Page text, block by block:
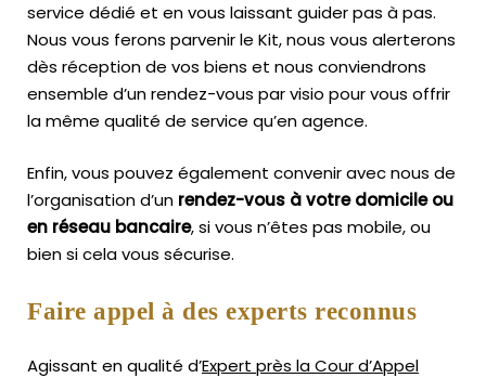
service dédié et en vous laissant guider pas à pas.
Nous vous ferons parvenir le Kit, nous vous alerterons
dès réception de vos biens et nous conviendrons
ensemble d’un rendez-vous par visio pour vous offrir
la même qualité de service qu’en agence.
Enfin, vous pouvez également convenir avec nous de
l’organisation d’un rendez-vous à votre domicile ou
en réseau bancaire, si vous n’êtes pas mobile, ou
bien si cela vous sécurise.
Faire appel à des experts reconnus
Agissant en qualité d’Expert près la Cour d’Appel